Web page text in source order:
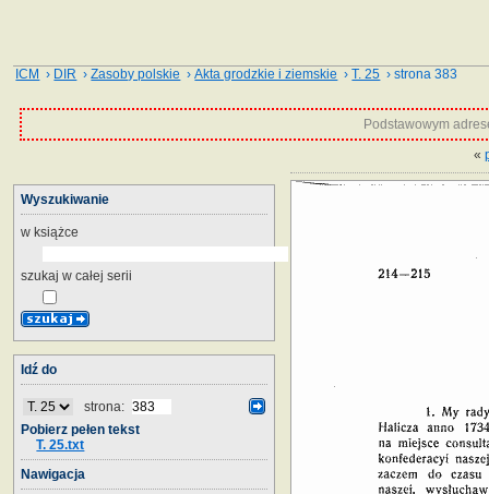
ICM › DIR ›Zasoby polskie ›Akta grodzkie i ziemskie ›T. 25 › strona 383
Podstawowym
«
Wyszukiwanie
w książce
szukaj w całej serii
Idź do
strona:
Pobierz pełen tekst
T. 25.txt
Nawigacja